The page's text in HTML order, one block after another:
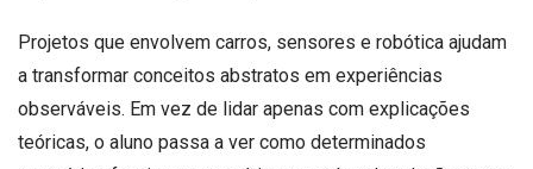
Projetos que envolvem carros, sensores e robótica ajudam
a transformar conceitos abstratos em experiências
observáveis. Em vez de lidar apenas com explicações
teóricas, o aluno passa a ver como determinados